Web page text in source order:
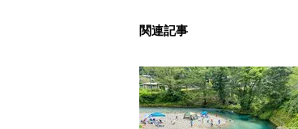
関連記事